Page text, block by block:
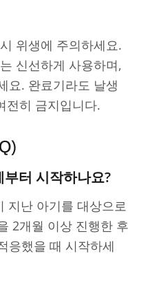
위생에 주의하세요.
신선하게 사용하며,
요. 완료기라도 날생
전히 금지입니다.
부터 시작하나요?
지난 아기를 대상으로
2개월 이상 진행한 후
응했을 때 시작하세